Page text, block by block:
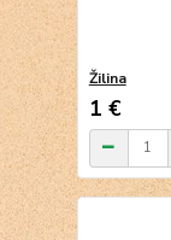
Žilina
1 €